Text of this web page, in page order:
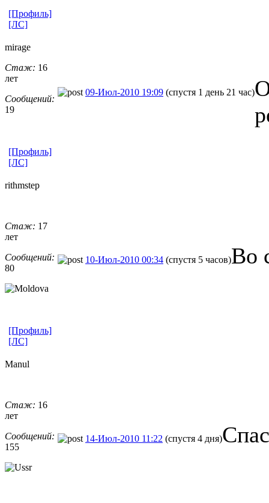
[Профиль]
[ЛС]
mirage
Стаж: 16
лет
Сообщений:
19
09-Июл-2010 19:09 (спустя 1 день 21 час)
[Профиль]
[ЛС]
rithmstep
Стаж: 17
лет
Сообщений:
80
10-Июл-2010 00:34 (спустя 5 часов)Во
[Профиль]
[ЛС]
Manul
Стаж: 16
лет
Сообщений:
155
14-Июл-2010 11:22 (спустя 4 дня)